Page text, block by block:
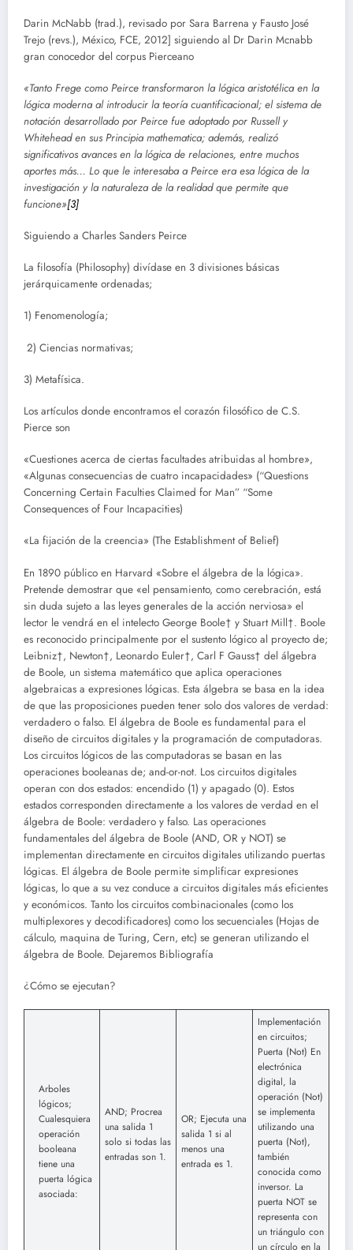
Darin McNabb (trad.), revisado por Sara Barrena y Fausto José
Trejo (revs.), México, FCE, 2012] siguiendo al Dr Darin Mcnabb
gran conocedor del corpus Pierceano
«Tanto Frege como Peirce transformaron la lógica aristotélica en la
lógica moderna al introducir la teoría cuantificacional; el sistema de
notación desarrollado por Peirce fue adoptado por Russell y
Whitehead en sus Principia mathematica; además, realizó
significativos avances en la lógica de relaciones, entre muchos
aportes más… Lo que le interesaba a Peirce era esa lógica de la
investigación y la naturaleza de la realidad que permite que
funcione»[3]
Siguiendo a Charles Sanders Peirce
La filosofía (Philosophy) divídase en 3 divisiones básicas
jerárquicamente ordenadas;
1) Fenomenología;
2) Ciencias normativas;
3) Metafísica.
Los artículos donde encontramos el corazón filosófico de C.S.
Pierce son
«Cuestiones acerca de ciertas facultades atribuidas al hombre»,
«Algunas consecuencias de cuatro incapacidades» (“Questions
Concerning Certain Faculties Claimed for Man” “Some
Consequences of Four Incapacities)
«La fijación de la creencia» (The Establishment of Belief)
En 1890 público en Harvard «Sobre el álgebra de la lógica».
Pretende demostrar que «el pensamiento, como cerebración, está
sin duda sujeto a las leyes generales de la acción nerviosa» el
lector le vendrá en el intelecto George Boole† y Stuart Mill†. Boole
es reconocido principalmente por el sustento lógico al proyecto de;
Leibniz†, Newton†, Leonardo Euler†, Carl F Gauss† del álgebra
de Boole, un sistema matemático que aplica operaciones
algebraicas a expresiones lógicas. Esta álgebra se basa en la idea
de que las proposiciones pueden tener solo dos valores de verdad:
verdadero o falso. El álgebra de Boole es fundamental para el
diseño de circuitos digitales y la programación de computadoras.
Los circuitos lógicos de las computadoras se basan en las
operaciones booleanas de; and-or-not. Los circuitos digitales
operan con dos estados: encendido (1) y apagado (0). Estos
estados corresponden directamente a los valores de verdad en el
álgebra de Boole: verdadero y falso. Las operaciones
fundamentales del álgebra de Boole (AND, OR y NOT) se
implementan directamente en circuitos digitales utilizando puertas
lógicas. El álgebra de Boole permite simplificar expresiones
lógicas, lo que a su vez conduce a circuitos digitales más eficientes
y económicos. Tanto los circuitos combinacionales (como los
multiplexores y decodificadores) como los secuenciales (Hojas de
cálculo, maquina de Turing, Cern, etc) se generan utilizando el
álgebra de Boole. Dejaremos Bibliografía
¿Cómo se ejecutan?
Arboles
lógicos;
Cualesquiera
operación
booleana
tiene una
puerta lógica
asociada:
AND; Procrea
una salida 1
solo si todas las
entradas son 1.
OR; Ejecuta una
salida 1 si al
menos una
entrada es 1.
Implementación
en circuitos;
Puerta (Not) En
electrónica
digital, la
operación (Not)
se implementa
utilizando una
puerta (Not),
también
conocida como
inversor. La
puerta NOT se
representa con
un triángulo con
un círculo en la